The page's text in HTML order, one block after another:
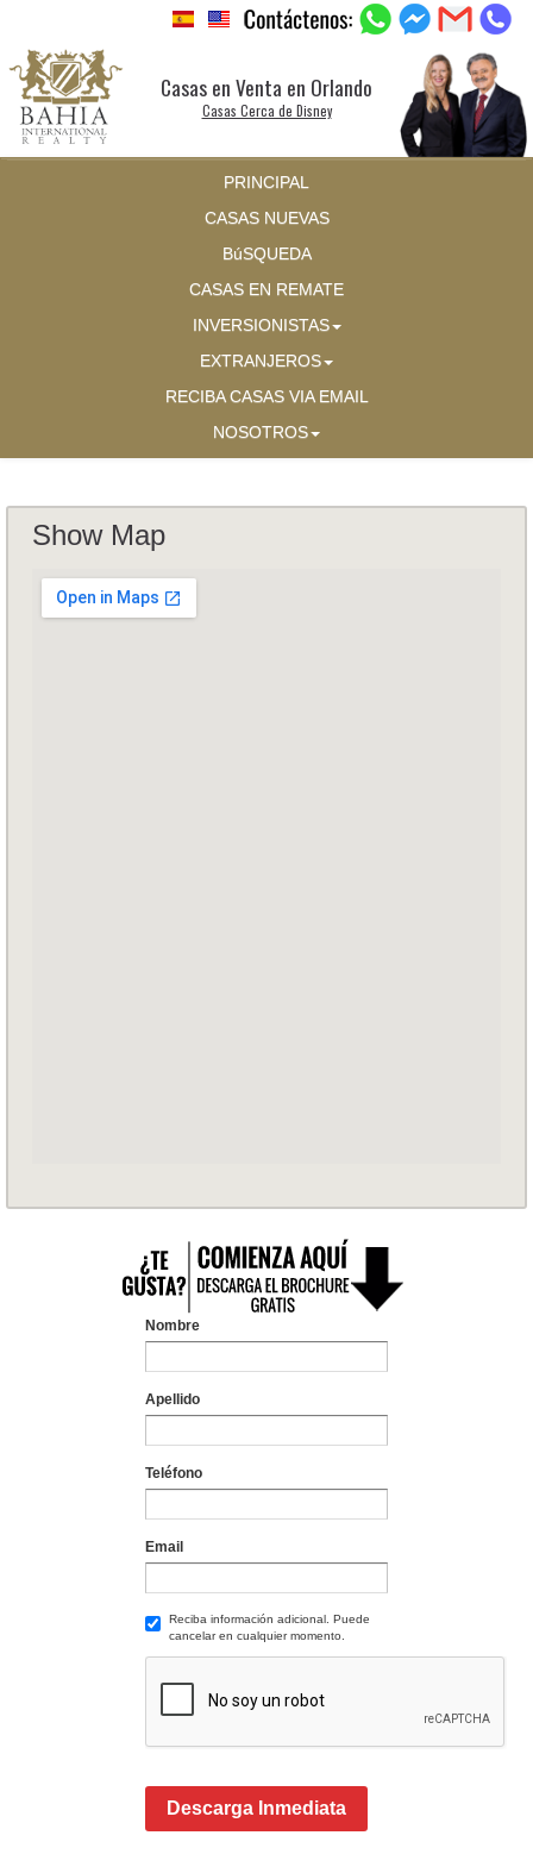
Casas en Venta en Orlando
Casas Cerca de Disney
PRINCIPAL
CASAS NUEVAS
BúSQUEDA
CASAS EN REMATE
INVERSIONISTAS
EXTRANJEROS
RECIBA CASAS VIA EMAIL
NOSOTROS
Show Map
Nombre
Apellido
Teléfono
Email
Reciba información adicional. Puede
cancelar en cualquier momento.
Descarga Inmediata